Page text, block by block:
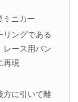
ミニカー
リングである
レース用バン
再現
方に引いて離